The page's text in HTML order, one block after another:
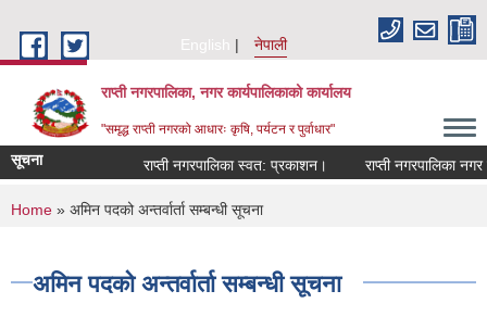
English
नेपाली
राप्ती नगरपालिका, नगर कार्यपालिकाको कार्यालय
"समृद्ध राप्ती नगरको आधारः कृषि, पर्यटन र पुर्वाधार"
सूचना राप्ती नगरपालिका स्वत: प्रकाशन। राप्ती नगरपालिका
You are here
Home » अमिन पदको अन्तर्वार्ता सम्बन्धी सूचना
अमिन पदको अन्तर्वार्ता सम्बन्धी सूचना